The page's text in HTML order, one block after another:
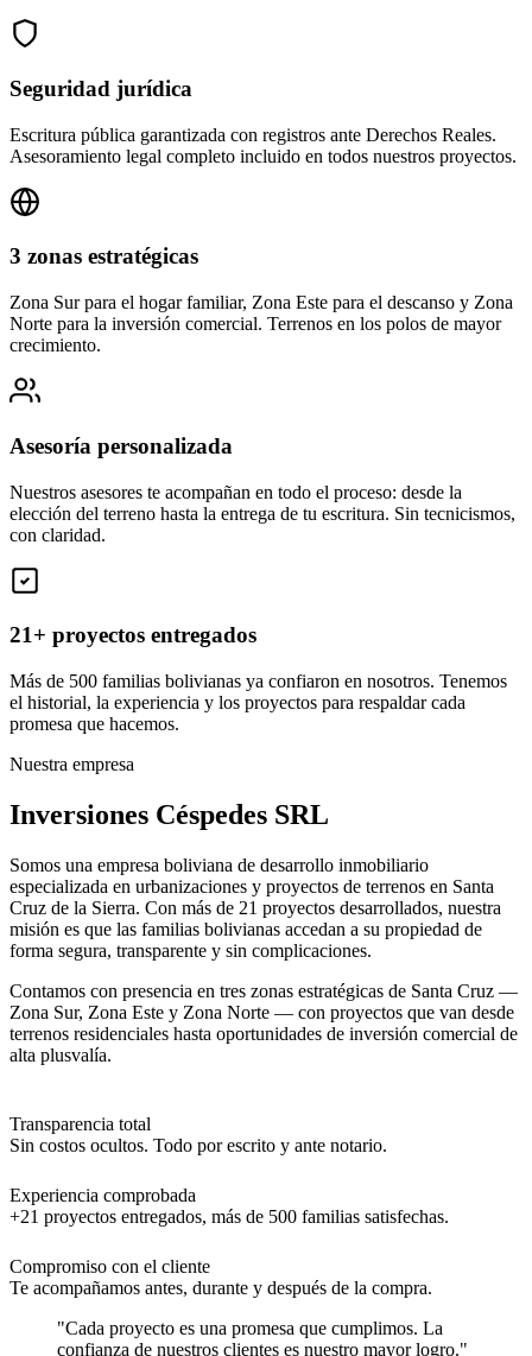
Seguridad jurídica
Escritura pública garantizada con registros ante Derechos Reales.
Asesoramiento legal completo incluido en todos nuestros proyectos.
3 zonas estratégicas
Zona Sur para el hogar familiar, Zona Este para el descanso y Zona
Norte para la inversión comercial. Terrenos en los polos de mayor
crecimiento.
Asesoría personalizada
Nuestros asesores te acompañan en todo el proceso: desde la
elección del terreno hasta la entrega de tu escritura. Sin tecnicismos,
con claridad.
21+ proyectos entregados
Más de 500 familias bolivianas ya confiaron en nosotros. Tenemos
el historial, la experiencia y los proyectos para respaldar cada
promesa que hacemos.
Nuestra empresa
Inversiones Céspedes SRL
Somos una empresa boliviana de desarrollo inmobiliario
especializada en urbanizaciones y proyectos de terrenos en Santa
Cruz de la Sierra. Con más de 21 proyectos desarrollados, nuestra
misión es que las familias bolivianas accedan a su propiedad de
forma segura, transparente y sin complicaciones.
Contamos con presencia en tres zonas estratégicas de Santa Cruz —
Zona Sur, Zona Este y Zona Norte — con proyectos que van desde
terrenos residenciales hasta oportunidades de inversión comercial de
alta plusvalía.
Transparencia total
Sin costos ocultos. Todo por escrito y ante notario.
Experiencia comprobada
+21 proyectos entregados, más de 500 familias satisfechas.
Compromiso con el cliente
Te acompañamos antes, durante y después de la compra.
"Cada proyecto es una promesa que cumplimos. La
confianza de nuestros clientes es nuestro mayor logro."